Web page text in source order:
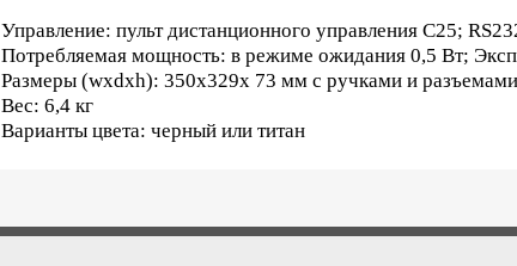
Управление: пульт дистанционного управления C25;
Потребляемая мощность: в режиме ожидания 0,5 Вт;
Размеры (wxdxh): 350x329x 73 мм с ручками и разъемами
Вес: 6,4 кг
Варианты цвета: черный или титан